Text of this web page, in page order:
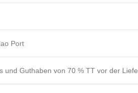
Port
und Guthaben von 70 % TT vor der